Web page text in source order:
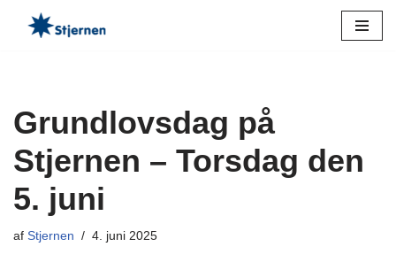
Grundlovsdag på
Stjernen – Torsdag den
5. juni
af Stjernen 4. juni 2025